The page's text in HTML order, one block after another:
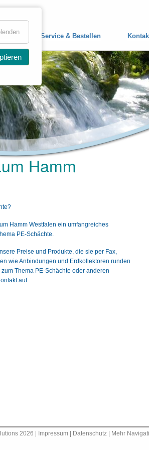
Service & Bestellen
Hamm
Hamm Westfalen ein umfangreiches
PE-Schächte.
Preise und Produkte, die sie per Fax,
wie Anbindungen und Erdkollektoren runden
Thema PE-Schächte oder anderen
auf:
2026 | Impressum Datenschutz Mehr